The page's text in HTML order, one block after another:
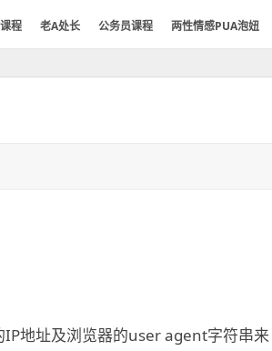
程 老A处长 公务员课程 两性情感PUA泡妞
地址及浏览器的user agent字符串来